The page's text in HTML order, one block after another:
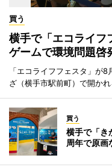
買う
横手で「エコライ
ゲームで環境問題啓
「エコライフフェスタ」が
ざ（横手市駅前町）で開かれ
買う
横手で「
周年で原画